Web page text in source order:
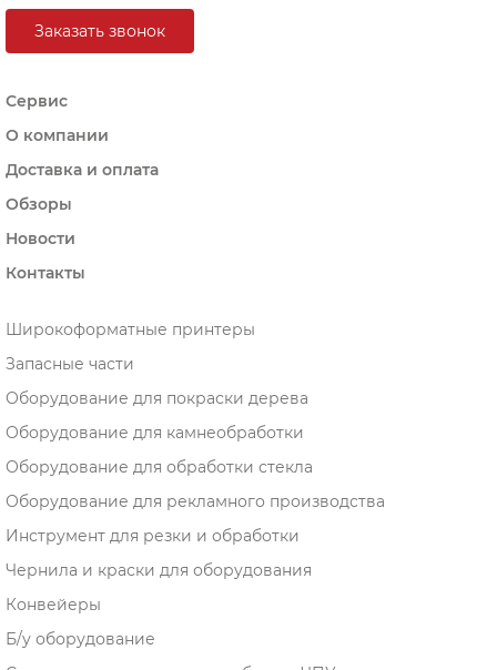
Заказать звонок
Сервис
О компании
Доставка и оплата
Обзоры
Новости
Контакты
Широкоформатные принтеры
Запасные части
Оборудование для покраски дерева
Оборудование для камнеобработки
Оборудование для обработки стекла
Оборудование для рекламного производства
Инструмент для резки и обработки
Чернила и краски для оборудования
Конвейеры
Б/у оборудование